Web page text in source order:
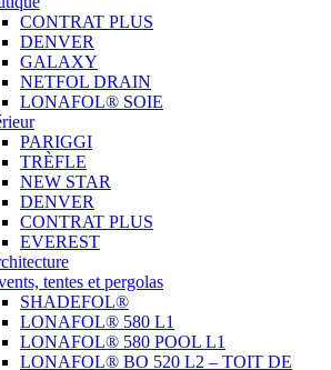
CONTRAT PLUS
DENVER
GALAXY
NETFOL DRAIN
LONAFOL® SOIE
PARIGGI
TRÈFLE
NEW STAR
DENVER
CONTRAT PLUS
EVEREST
tentes et pergolas
SHADEFOL®
LONAFOL® 580 L1
LONAFOL® 580 POOL L1
LONAFOL® BO 520 L2 – TOIT DE